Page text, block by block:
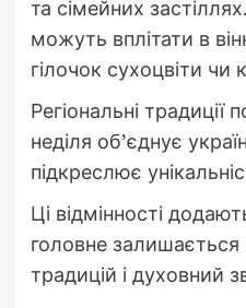
та сімейних
можуть вплітати в
гілочок сухоцвіти чи
Регіональні
неділя об’єднує
підкреслює
Ці відмінності
головне
традицій і духовний